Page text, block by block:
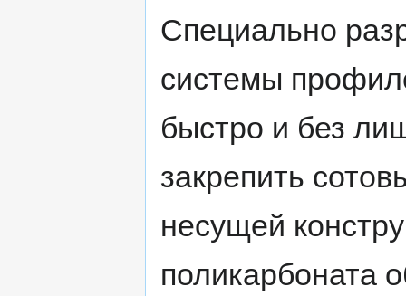
Специально
системы
быстро и без
закрепить
несущей
поликарбоната